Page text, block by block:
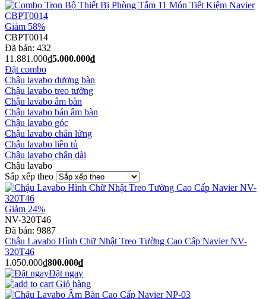
Giảm 58%
CBPT0014
Đã bán: 432
11.881.000₫5.000.000₫
Đặt combo
Chậu lavabo dương bàn
Chậu lavabo treo tường
Chậu lavabo âm bàn
Chậu lavabo bán âm bàn
Chậu lavabo góc
Chậu lavabo chân lửng
Chậu lavabo liền tủ
Chậu lavabo chân dài
Chậu lavabo
Sắp xếp theo
Giảm 24%
NV-320T46
Đã bán: 9887
Chậu Lavabo Hình Chữ Nhật Treo Tường Cao Cấp Navier NV-
320T46
1.050.000₫800.000₫
Đặt ngay
Giỏ hàng